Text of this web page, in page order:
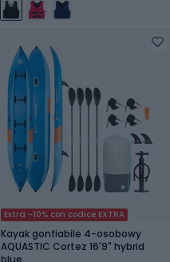
Extra -10% con codice EXTRA
Kayak gonfiabile 4-osobowy
AQUASTIC Cortez 16'9" hybrid
blue